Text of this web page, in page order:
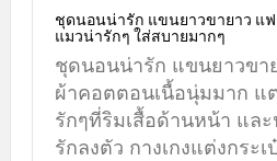
ชุดนอนน่ารัก แขนยาวขายาว แ
แมวน่ารักๆ ใส่สบายมากๆ
ชุดนอนน่ารัก แขนยาวขา
ผ้าคอตตอนเนื้อนุ่มมาก แ
รักๆที่ริมเสื้อด้านหน้า และ
รักลงตัว กางเกงแต่งกระ